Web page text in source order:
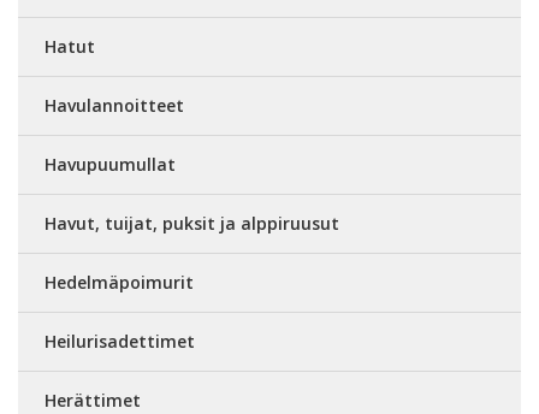
Hatut
Havulannoitteet
Havupuumullat
Havut, tuijat, puksit ja alppiruusut
Hedelmäpoimurit
Heilurisadettimet
Herättimet